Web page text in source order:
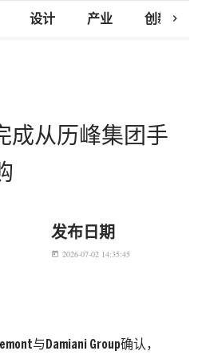
设计 产业 创新研究
chevron_right
成从历峰集团手
发布日期
today 2026-07-02 14:35:45
与Damiani Group确认，